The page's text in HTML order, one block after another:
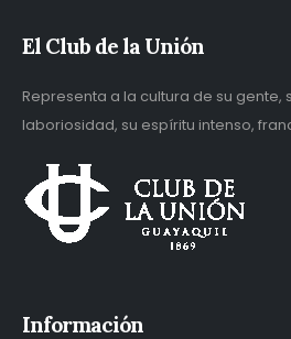
El Club de la Unión
Representa a la cultura de su gente,
laboriosidad, su espíritu intenso,
Información